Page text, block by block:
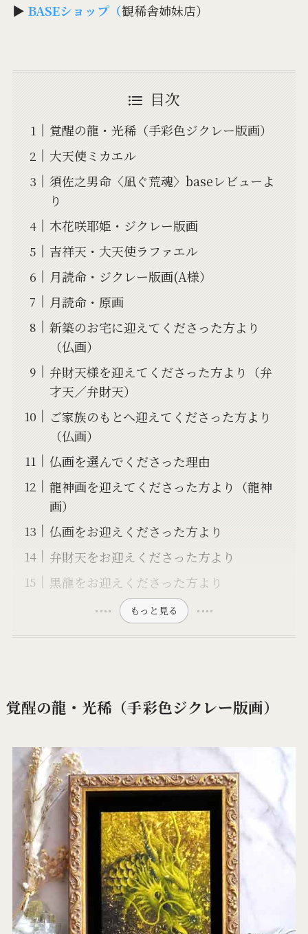
▶ BASEショップ（観稀舎姉妹店）
目次
覚醒の龍・光稀（手彩色ジクレー版画）
大天使ミカエル
須佐之男命〈凪ぐ荒魂〉baseレビューよ
り
木花咲耶姫・ジクレー版画
吉祥天・大天使ラファエル
月読命・ジクレー版画(A様）
月読命・原画
新築のお宅に迎えてくださった方より
（仏画）
弁財天様を迎えてくださった方より（弁
才天／弁財天）
ご家族のもとへ迎えてくださった方より
（仏画）
仏画を選んでくださった理由
龍神画を迎えてくださった方より（龍神
画）
仏画をお迎えくださった方より
弁財天をお迎えくださった方より
黒龍をお迎えくださった方より
もっと見る
覚醒の龍・光稀（手彩色ジクレー版画）